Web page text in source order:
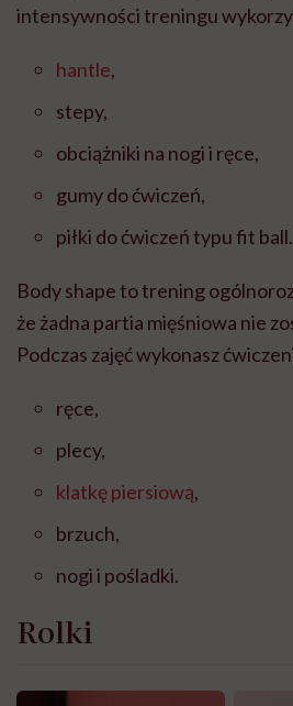
intensywności treningu
hantle,
stepy,
obciążniki na nogi i ręce,
gumy do ćwiczeń,
piłki do ćwiczeń typu fit ball.
Body shape to trening
że żadna partia mięśniowa nie
Podczas zajęć wykonasz
ręce,
plecy,
klatkę piersiową,
brzuch,
nogi i pośladki.
Rolki